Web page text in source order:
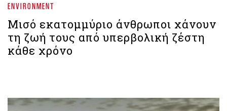
ENVIRONMENT
Μισό εκατομμύριο άνθρωποι χάνουν
τη ζωή τους από υπερβολική ζέστη
κάθε χρόνο